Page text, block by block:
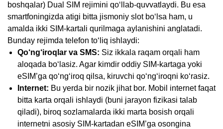
boshqalar) Dual SIM rejimini qo‘llab-quvvatlaydi. Bu esa
smartfoningizda atigi bitta jismoniy slot bo‘lsa ham, u
amalda ikki SIM-kartali qurilmaga aylanishini anglatadi.
Bunday rejimda telefon to‘liq ishlaydi:
Qo‘ng‘iroqlar va SMS: Siz ikkala raqam orqali ham
aloqada bo‘lasiz. Agar kimdir oddiy SIM-kartaga yoki
eSIM’ga qo‘ng‘iroq qilsa, kiruvchi qo‘ng‘iroqni ko‘rasiz.
Internet: Bu yerda bir nozik jihat bor. Mobil internet faqat
bitta karta orqali ishlaydi (buni jarayon fizikasi talab
qiladi), biroq sozlamalarda ikki marta bosish orqali
internetni asosiy SIM-kartadan eSIM’ga osongina